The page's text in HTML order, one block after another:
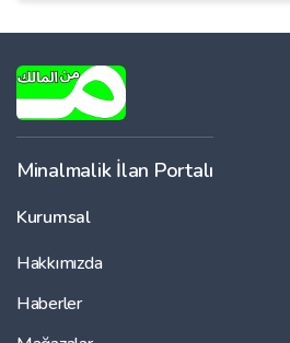
Minalmalik İlan Portalı
Kurumsal
Hakkımızda
Haberler